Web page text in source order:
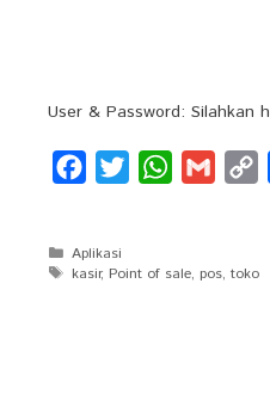
User & Password: Silahkan
e
t
W
t
i
y
Categories
Aplikasi
Tags
kasir, Point of sale, pos,toko